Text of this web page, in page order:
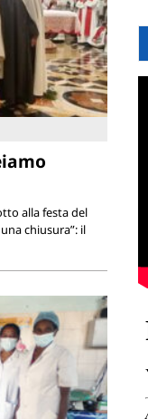
alla festa del
chiusura”: il